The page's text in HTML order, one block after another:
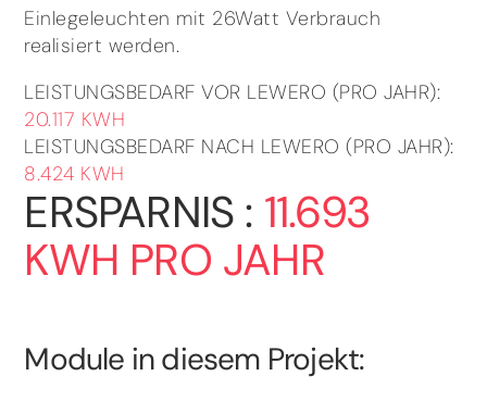
Einlegeleuchten mit 26Watt Verbrauch
realisiert werden.
LEISTUNGSBEDARF VOR LEWERO (PRO JAHR):
20.117 KWH
LEISTUNGSBEDARF NACH LEWERO (PRO JAHR):
8.424 KWH
ERSPARNIS : 11.693
KWH PRO JAHR
Module in diesem Projekt: